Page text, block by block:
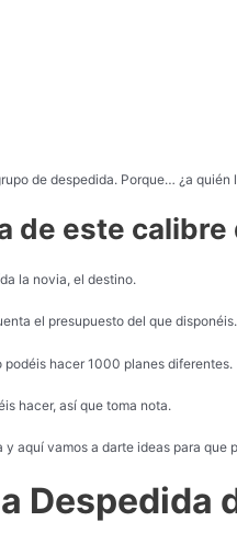
de despedida. Porque… ¿a quién
de este
la novia, el destino.
el presupuesto del que disponéis.
hacer 1000 planes diferentes.
hacer, así que toma nota.
aquí vamos a darte ideas para
Despedida